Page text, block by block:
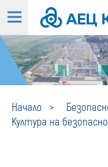
Начало
Култура на